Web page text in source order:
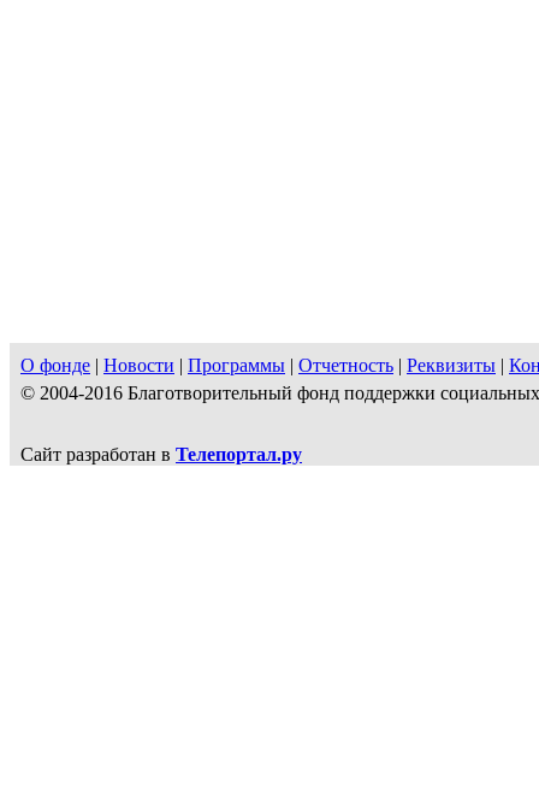
О фонде | Новости | Программы | Отчетность | Реквизиты |
© 2004-2016 Благотворительный фонд поддержки
Сайт разработан в Телепортал.ру